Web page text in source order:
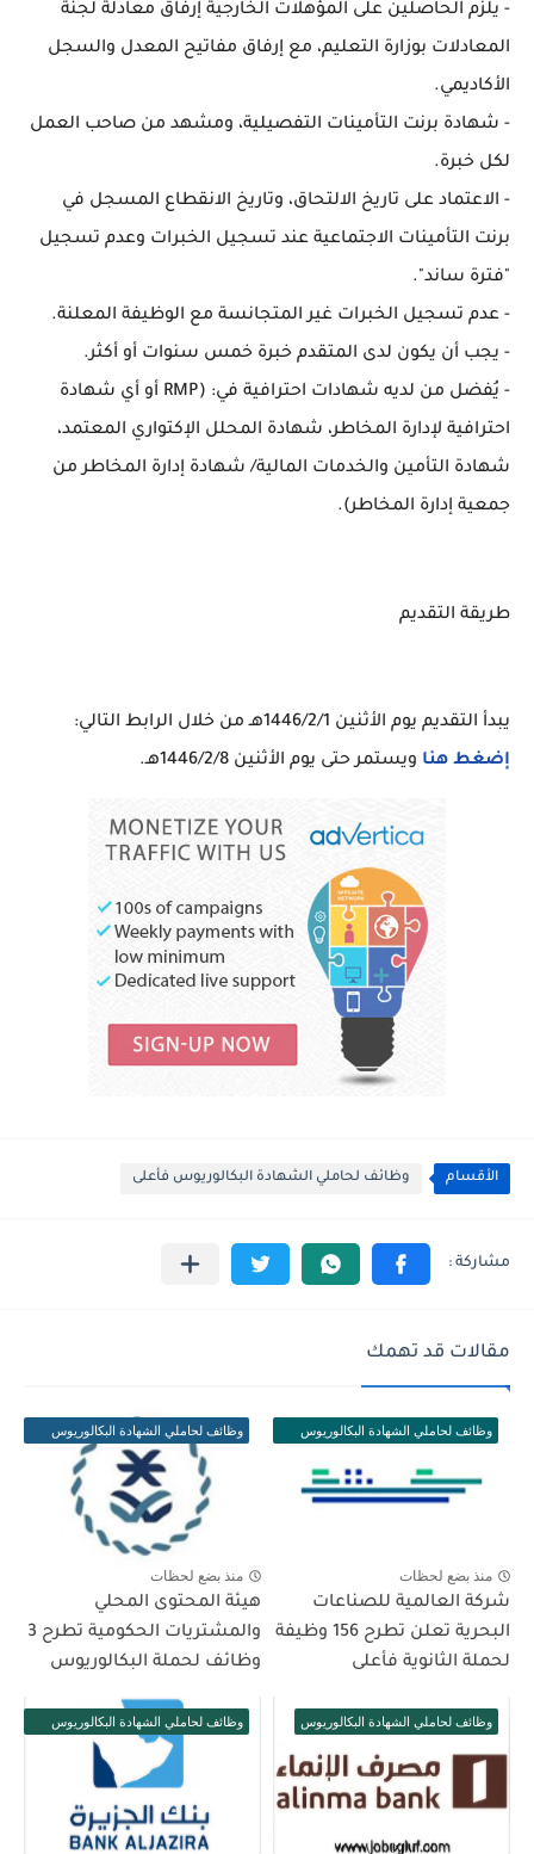
- يلزم الحاصلين على المؤهلات الخارجية إرفاق معادلة لجنة
المعادلات بوزارة التعليم، مع إرفاق مفاتيح المعدل والسجل
الأكاديمي.
- شهادة برنت التأمينات التفصيلية، ومشهد من صاحب العمل
لكل خبرة.
- الاعتماد على تاريخ الالتحاق، وتاريخ الانقطاع المسجل في
برنت التأمينات الاجتماعية عند تسجيل الخبرات وعدم تسجيل
"فترة ساند".
- عدم تسجيل الخبرات غير المتجانسة مع الوظيفة المعلنة.
- يجب أن يكون لدى المتقدم خبرة خمس سنوات أو أكثر.
- يُفضل من لديه شهادات احترافية في: (RMP أو أي شهادة
احترافية لإدارة المخاطر، شهادة المحلل الإكتواري المعتمد،
شهادة التأمين والخدمات المالية/ شهادة إدارة المخاطر من
جمعية إدارة المخاطر).
طريقة التقديم
يبدأ التقديم يوم الأثنين 1446/2/1هـ من خلال الرابط التالي:
إضغط هنا ويستمر حتى يوم الأثنين 1446/2/8هـ.
الأقسام وظائف لحاملي الشهادة البكالوريوس فأعلى
مقالات قد تهمك
وظائف لحاملي الشهادة البكالوريوس
منذ بضع لحظات
شركة العالمية للصناعات
البحرية تعلن تطرح 156 وظيفة
لحملة الثانوية فأعلى
وظائف لحاملي الشهادة البكالوريوس
منذ بضع لحظات
هيئة المحتوى المحلي
والمشتريات الحكومية تطرح 3
وظائف لحملة البكالوريوس
وظائف لحاملي الشهادة البكالوريوس
وظائف لحاملي الشهادة البكالوريوس